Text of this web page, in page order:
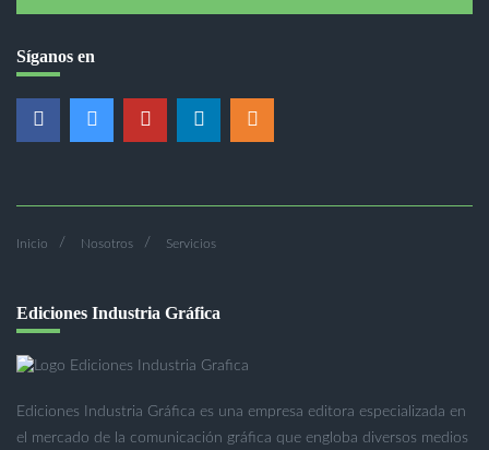
Síganos en
Inicio Nosotros Servicios
Ediciones Industria Gráfica
Ediciones Industria Gráfica es una empresa editora especializada en
el mercado de la comunicación gráfica que engloba diversos medios